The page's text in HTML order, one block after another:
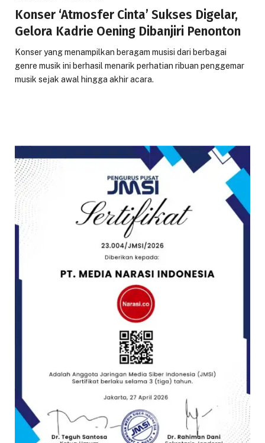
Konser ‘Atmosfer Cinta’ Sukses Digelar,
Gelora Kadrie Oening Dibanjiri Penonton
Konser yang menampilkan beragam musisi dari berbagai
genre musik ini berhasil menarik perhatian ribuan penggemar
musik sejak awal hingga akhir acara.